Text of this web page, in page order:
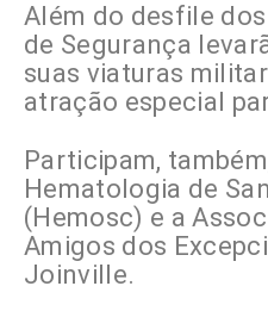
Além do desfile
de Segurança
suas viaturas
atração especial
Participam,
Hematologia de
(Hemosc) e a
Amigos dos
Joinville.